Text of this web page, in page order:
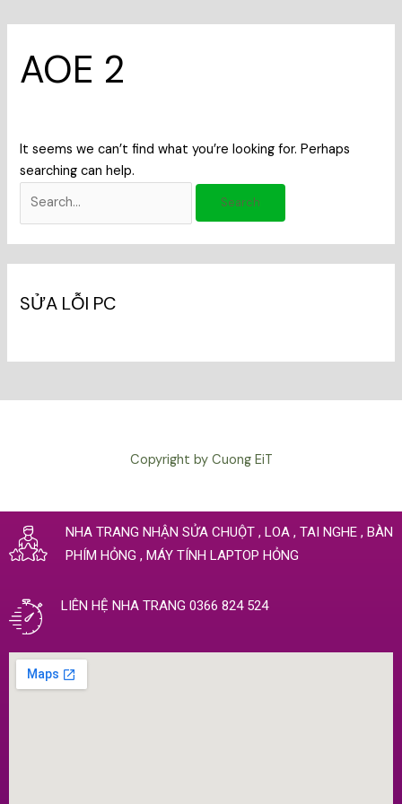
AOE 2
It seems we can’t find what you’re looking for. Perhaps
searching can help.
SỬA LỖI PC
Copyright by Cuong EiT
NHA TRANG NHẬN SỬA CHUỘT , LOA , TAI NGHE , BÀN
PHÍM HỎNG , MÁY TÍNH LAPTOP HỎNG
LIÊN HỆ NHA TRANG 0366 824 524